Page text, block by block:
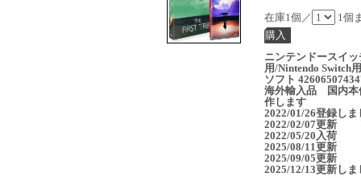
在庫1個／ 1個
ニンテンドースイッ
用/Nintendo Switch
ソフト
海外輸入品 国内本
作します
2022/01/26登録しま
2022/02/07更新
2022/05/20入荷
2025/08/11更新
2025/09/05更新
2025/12/13更新しま